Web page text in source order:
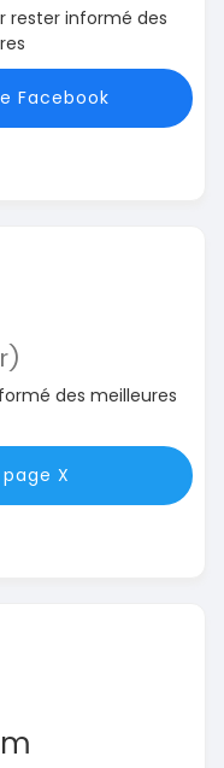
rester informé des
Facebook
des meilleures
X